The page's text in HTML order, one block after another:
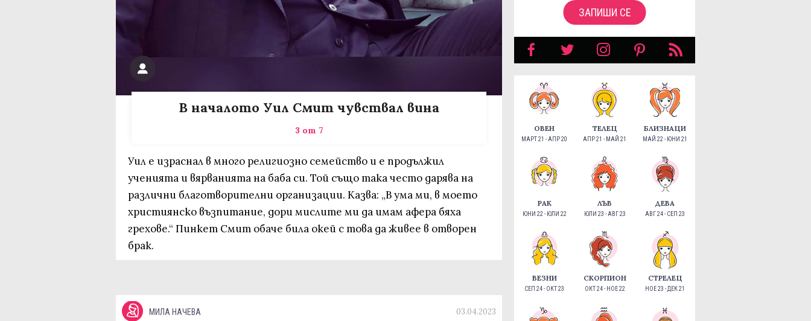
В началото Уил Смит чувствал вина
3 от 7
Уил е израснал в много религиозно семейство и е продължил
ученията и вярванията на баба си. Той също така често дарява на
различни благотворителни организации. Казва: „В ума ми, в моето
християнско възпитание, дори мислите ми да имам афера бяха
грехове.“ Пинкет Смит обаче била окей с това да живее в отворен
брак.
МИЛА НАЧЕВА 03.04.2023
ЗАПИШИ СЕ
ОВЕН
МАРТ 21 - АПР 20
ТЕЛЕЦ
АПР 21 - МАЙ 21
БЛИЗНАЦИ
МАЙ 22 - ЮНИ 21
РАК
ЮНИ 22 - ЮЛИ 22
ЛЪВ
ЮЛИ 23 - АВГ 23
ДЕВА
АВГ 24 - СЕП 23
ВЕЗНИ
СЕП 24 - ОКТ 23
СКОРПИОН
ОКТ 24 - НОЕ 22
СТРЕЛЕЦ
НОЕ 23 - ДЕК 21